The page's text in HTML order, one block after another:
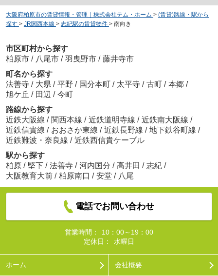
大阪府柏原市の賃貸情報・管理｜株式会社テム・ホーム > (賃貸)路線・駅から
探す > JR関西本線 > 志紀駅の賃貸物件 > 南向き
市区町村から探す
柏原市 / 八尾市 / 羽曳野市 / 藤井寺市
町名から探す
法善寺 / 大県 / 平野 / 国分本町 / 太平寺 / 古町 / 本郷 /
旭ケ丘 / 田辺 / 今町
路線から探す
近鉄大阪線 / 関西本線 / 近鉄道明寺線 / 近鉄南大阪線 /
近鉄信貴線 / おおさか東線 / 近鉄長野線 / 地下鉄谷町線 /
近鉄難波・奈良線 / 近鉄西信貴ケーブル
駅から探す
柏原 / 堅下 / 法善寺 / 河内国分 / 高井田 / 志紀 /
大阪教育大前 / 柏原南口 / 安堂 / 八尾
電話でお問い合わせ
営業時間：
10：00～19：00
定休日：
水曜日
ホーム 会社概要